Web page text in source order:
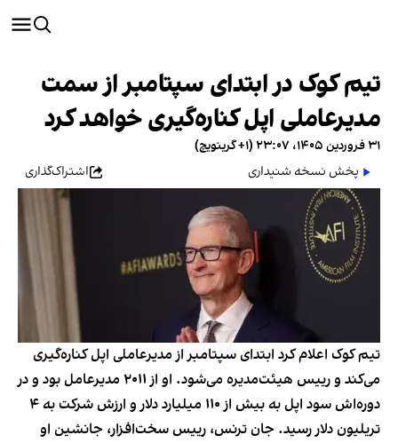
تیم کوک در ابتدای سپتامبر از سمت
مدیرعاملی اپل کناره‌گیری خواهد کرد
۳۱ فروردین ۱۴۰۵، ۲۳:۰۷ (‎+۱ گرینویچ)
پخش نسخه شنیداری
اشتراک‌گذاری
تیم کوک اعلام کرد ابتدای سپتامبر از مدیرعاملی اپل کناره‌گیری
می‌کند و رییس هیئت‌مدیره می‌شود. او از ۲۰۱۱ مدیرعامل بود و در
دوره‌اش سود اپل به بیش از ۱۱۰ میلیارد دلار و ارزش شرکت به ۴
تریلیون دلار رسید. جان ترنس، رییس سخت‌افزار، جانشین او